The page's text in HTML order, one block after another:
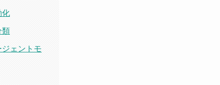
化
類
ェントモ